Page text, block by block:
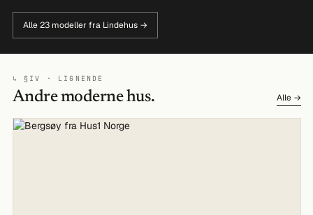
Alle 23 modeller fra Lindehus →
↳ §IV · LIGNENDE
Andre moderne hus. Alle →